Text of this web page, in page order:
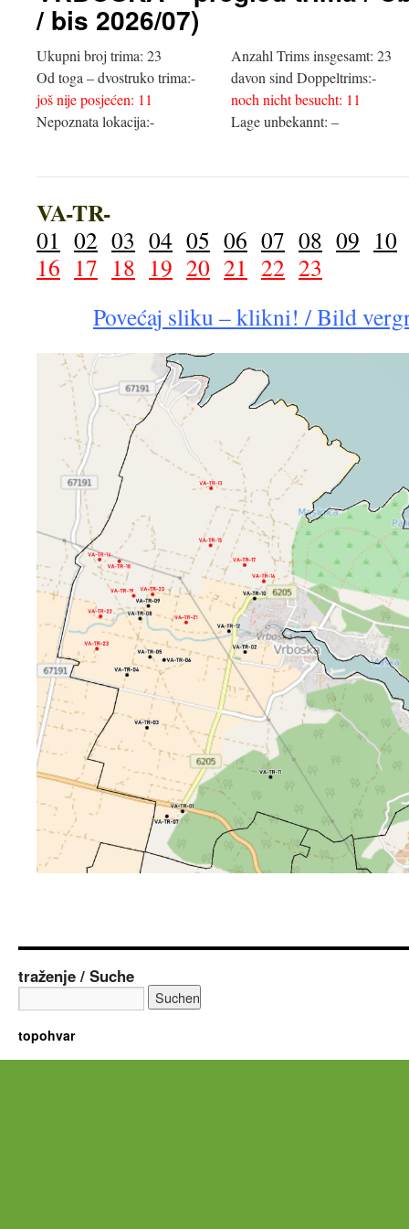
/ bis 2026/07)
Ukupni broj trima: 23
Od toga – dvostruko trima:-
još nije posjećen: 11
Nepoznata lokacija:-
Anzahl Trims insgesamt: 23
davon sind Doppeltrims:-
noch nicht besucht: 11
Lage unbekannt: –
VA-TR-
01 02 03 04 05 06 07 08 09 10
16 17 18 19 20 21 22 23
Povećaj sliku – klikni! / Bild
traženje / Suche
topohvar